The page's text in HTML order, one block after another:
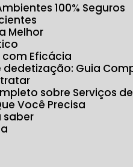
100% Seguros
Melhor
com Eficácia
dedetização: Guia
sobre Serviços
Você Precisa
saber